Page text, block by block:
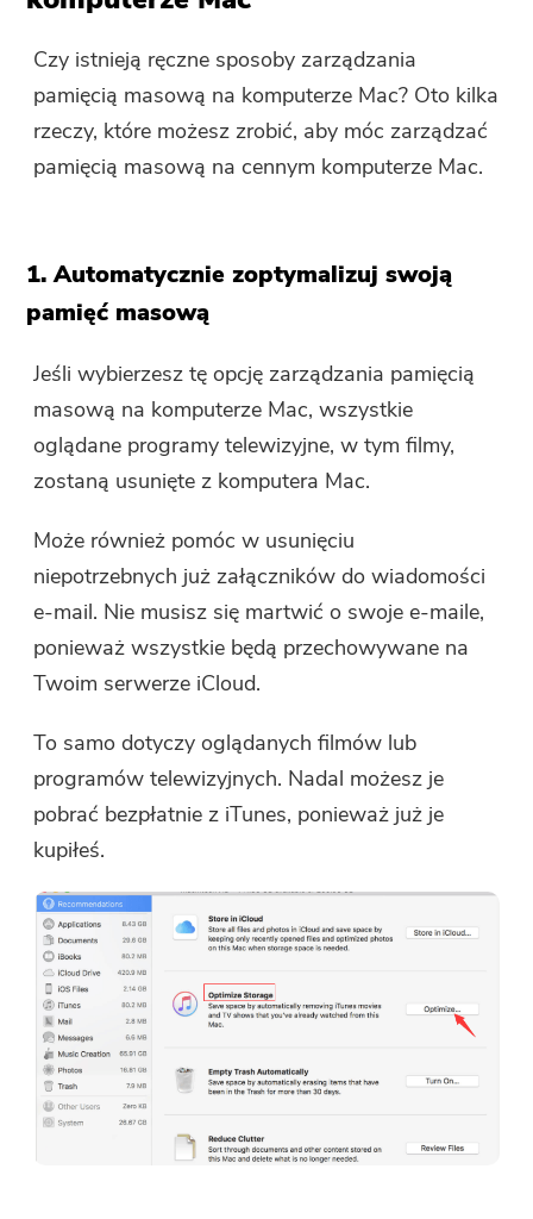
Czy istnieją ręczne sposoby zarządzania
pamięcią masową na komputerze Mac? Oto kilka
rzeczy, które możesz zrobić, aby móc zarządzać
pamięcią masową na cennym komputerze Mac.
1. Automatycznie zoptymalizuj swoją
pamięć masową
Jeśli wybierzesz tę opcję zarządzania pamięcią
masową na komputerze Mac, wszystkie
oglądane programy telewizyjne, w tym filmy,
zostaną usunięte z komputera Mac.
Może również pomóc w usunięciu
niepotrzebnych już załączników do wiadomości
e-mail. Nie musisz się martwić o swoje e-maile,
ponieważ wszystkie będą przechowywane na
Twoim serwerze iCloud.
To samo dotyczy oglądanych filmów lub
programów telewizyjnych. Nadal możesz je
pobrać bezpłatnie z iTunes, ponieważ już je
kupiłeś.
Jesteś prawie gotowy.
Subskrybuj nasze najlepsze
oferty i wiadomości o
Ciepła Prompt
To oprogramowanie może być